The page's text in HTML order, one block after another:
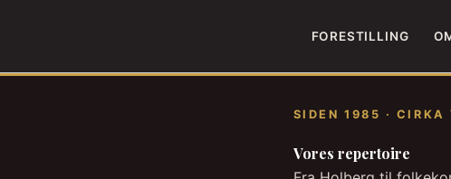
FORESTILLING
SIDEN 1985 · CIRKA
Vores repertoire